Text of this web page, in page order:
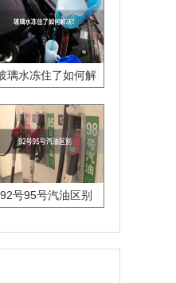
璃水冻住了如何解
92号95号汽油区别